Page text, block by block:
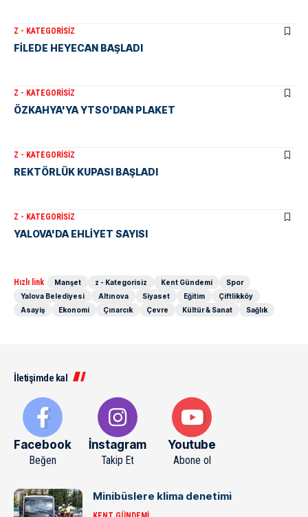
Z - KATEGORISIZ
FİLEDE HEYECAN BAŞLADI
Z - KATEGORISIZ
ÖZKAHYA'YA YTSO'DAN PLAKET
Z - KATEGORISIZ
REKTÖRLÜK KUPASI BAŞLADI
Z - KATEGORISIZ
YALOVA'DA EHLİYET SAYISI
Hızlı link Manşet z - Kategorisiz Kent Gündemi
Spor
Yalova Belediyesi
Altınova Siyaset Eğitim
Çiftlikköy
Asayiş
Ekonomi Çınarcık Çevre Kültür & Sanat Sağlık
İletişimde kal
Facebook
Beğen
İnstagram
Takip Et
Youtube
Abone ol
Minibüslere klima denetimi